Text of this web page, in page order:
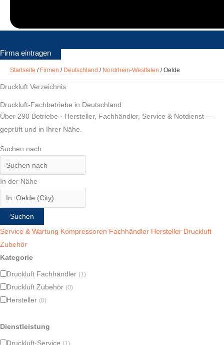
Firma eintragen
Startseite / Firmen / Deutschland / Nordrhein-Westfalen /Oelde
Druckluft Verzeichnis
Druckluft-Fachbetriebe in Deutschland
Über 290 Betriebe · Hersteller, Fachhändler, Service & Notdienst —
geprüft und in Ihrer Nähe.
Suchen nach
In der Nähe
Suchen
Service & Wartung Kompressoren Fachhändler Hersteller Druckluft
Zubehör
Kategorie
Druckluft Fachhändler (1)
Druckluft Zubehör (0)
Hersteller (0)
Dienstleistung
Druckluft-Service (1)